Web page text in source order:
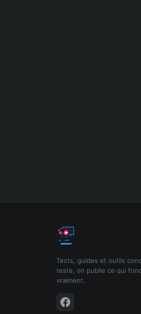
Tests, guides et outils
teste, on publie ce qui
vraiment.